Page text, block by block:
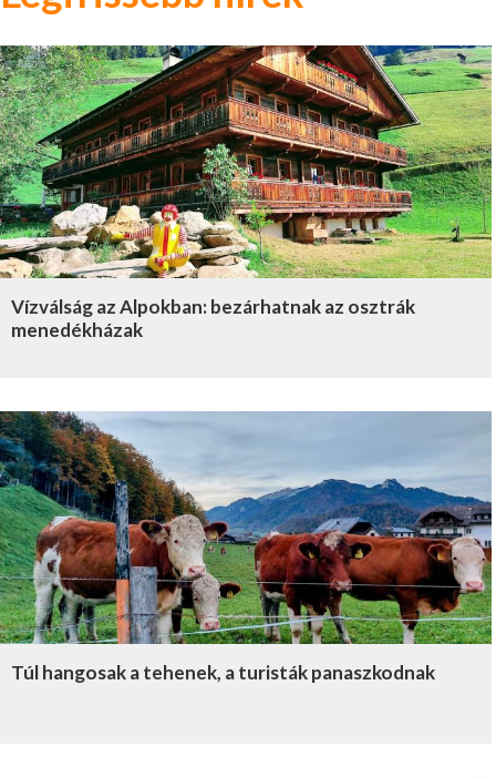
Vízválság az Alpokban: bezárhatnak az osztrák
menedékházak
Túl hangosak a tehenek, a turisták panaszkodnak